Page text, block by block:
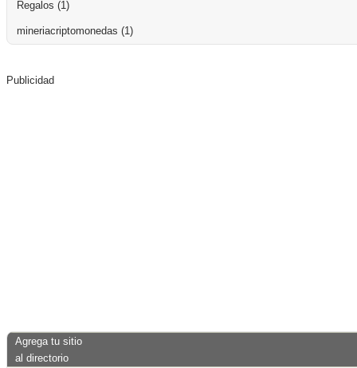
Regalos (1)
mineriacriptomonedas (1)
Publicidad
Agrega tu sitio
al directorio